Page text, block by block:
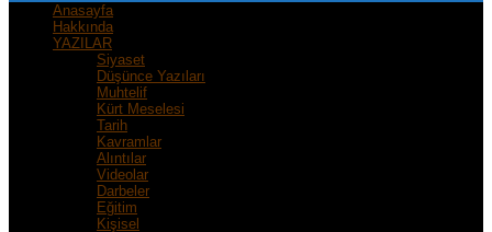
Anasayfa
Hakkında
YAZILAR
Siyaset
Düşünce Yazıları
Muhtelif
Kürt Meselesi
Tarih
Kavramlar
Alıntılar
Videolar
Darbeler
Eğitim
Kişisel